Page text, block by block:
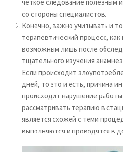
четкое следование полезным
со стороны специалистов.
Конечно, важно учитывать и
терапевтический процесс, как
возможным лишь после
тщательного изучения
Если происходит
дней, то это и есть, причина
происходит нарушение работы
рассматривать терапию в
является схожей с теми
выполняются и проводятся в